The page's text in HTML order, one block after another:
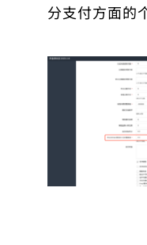
分支付方面的